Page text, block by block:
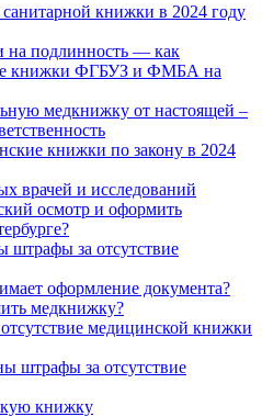
книжки в 2024 году
на подлинность — как
книжки ФГБУЗ и ФМБА на
медкнижку от настоящей –
книжки по закону в 2024
врачей и исследований
осмотр и оформить
штрафы за отсутствие
оформление документа?
медкнижку?
отсутствие медицинской книжки
штрафы за отсутствие
книжку